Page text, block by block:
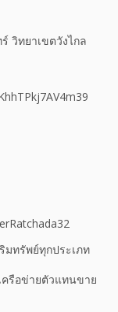
วิทยาเขตวังไกล
มทรัพย์ทุกประเภท
รือข่ายตัวแทนขาย